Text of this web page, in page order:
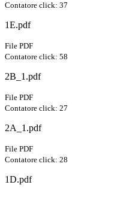
Contatore click: 37
1E.pdf
File PDF
Contatore click: 58
2B_1.pdf
File PDF
Contatore click: 27
2A_1.pdf
File PDF
Contatore click: 28
1D.pdf